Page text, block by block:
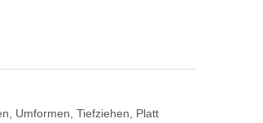
Umformen, Tiefziehen, Platt